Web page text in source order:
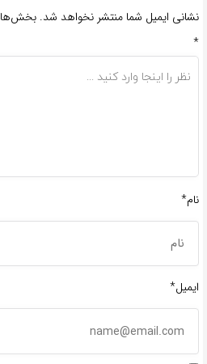
نشانی ایمیل شما منتشر نخواهد شد.
*
نام*
ایمیل*